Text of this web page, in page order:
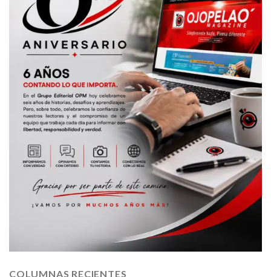
COLUMNAS RECIENTES